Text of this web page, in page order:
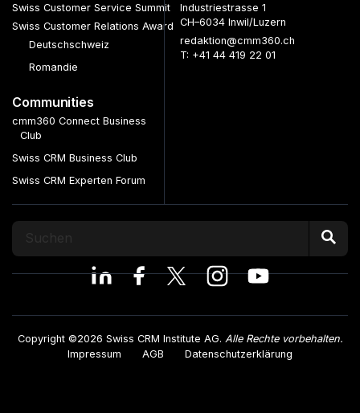
Swiss Customer Service Summit
Swiss Customer Relations Award
Deutschschweiz
Romandie
Communities
cmm360 Connect Business
Club
Swiss CRM Business Club
Swiss CRM Experten Forum
Industriestrasse 1
CH–6034 Inwil/Luzern
redaktion@cmm360.ch
T: +41 44 419 22 01
Copyright ©2026 Swiss CRM Institute AG. Alle Rechte vorbehalten.
Impressum
AGB Datenschutzerklärung